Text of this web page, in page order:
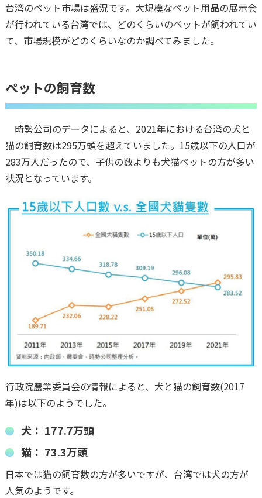
台湾のペット市場は盛況です。大規模なペット用品の展示会
が行われている台湾では、どのくらいのペットが飼われてい
て、市場規模がどのくらいなのか調べてみました。
ペットの飼育数
時勢公司のデータによると、2021年における台湾の犬と
猫の飼育数は295万頭を超えていました。15歳以下の人口が
283万人だったので、子供の数よりも犬猫ペットの方が多い
状況となっています。
行政院農業委員会の情報によると、犬と猫の飼育数(2017
年)は以下のようでした。
犬： 177.7万頭
猫： 73.3万頭
日本では猫の飼育数の方が多いですが、台湾では犬の方が
人気のようです。